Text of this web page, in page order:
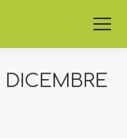
DICEMBRE